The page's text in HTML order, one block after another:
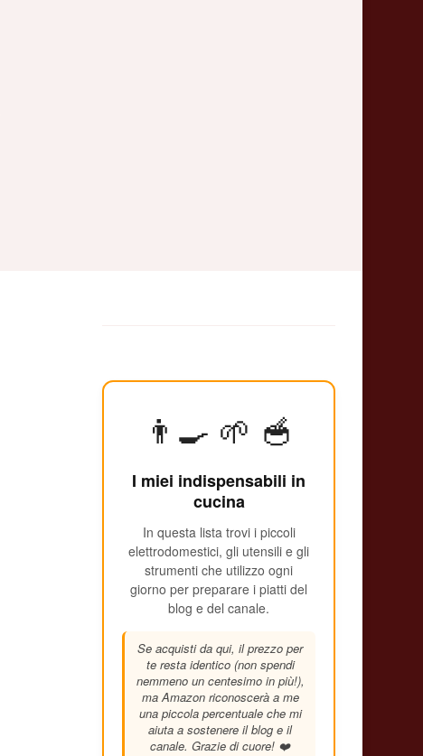
👨‍🍳 🌱 🥣
I miei indispensabili in
cucina
In questa lista trovi i piccoli
elettrodomestici, gli utensili e gli
strumenti che utilizzo ogni
giorno per preparare i piatti del
blog e del canale.
Se acquisti da qui, il prezzo per
te resta identico (non spendi
nemmeno un centesimo in più!),
ma Amazon riconoscerà a me
una piccola percentuale che mi
aiuta a sostenere il blog e il
canale. Grazie di cuore! ❤️